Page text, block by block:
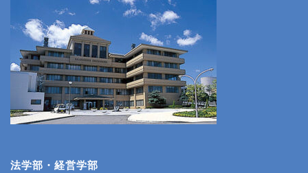
法学部・経営学部